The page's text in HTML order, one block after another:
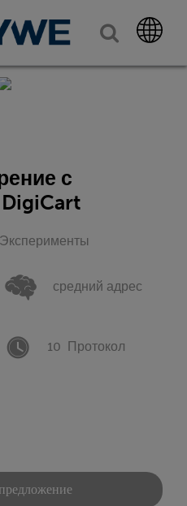
с
средний адрес
10 Протокол